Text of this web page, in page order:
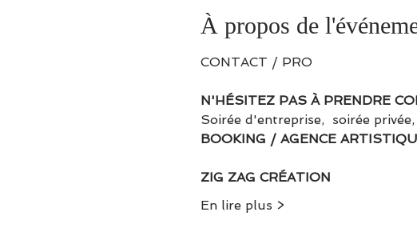
À propos de
CONTACT / PRO
N'HÉSITEZ PAS À PRENDRE
Soirée d'entreprise,  soirée
BOOKING / AGENCE
ZIG ZAG CRÉATION
En lire plus >